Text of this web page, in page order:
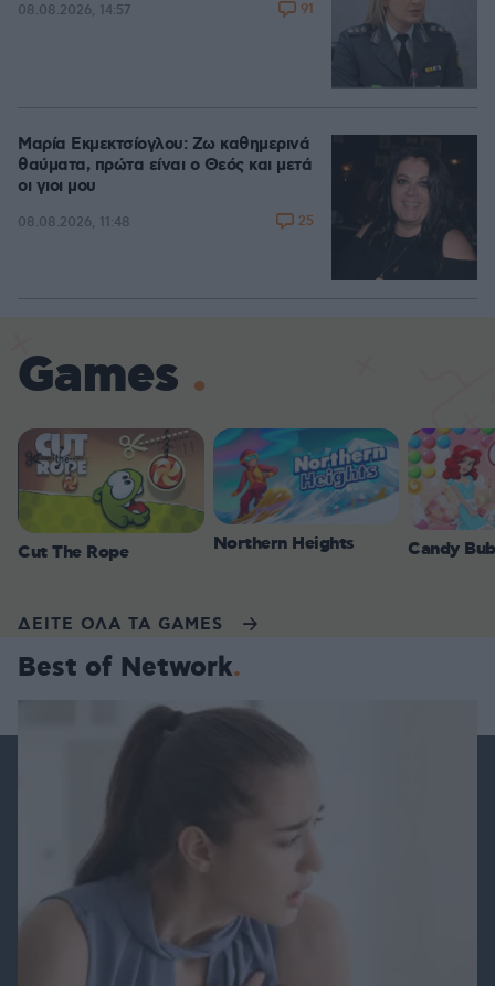
08.08.2026, 14:57 91
Μαρία Εκμεκτσίογλου: Ζω καθημερινά
θαύματα, πρώτα είναι ο Θεός και μετά
οι γιοι μου
08.08.2026, 11:48 25
Games
Cut The Rope Northern Heights Candy
ΔΕΙΤΕ ΟΛΑ ΤΑ GAMES
Best of Network